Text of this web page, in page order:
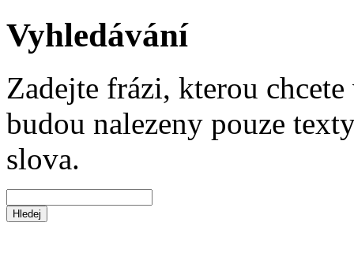
Vyhledávání
Zadejte frázi, kterou
budou nalezeny pouze
slova.